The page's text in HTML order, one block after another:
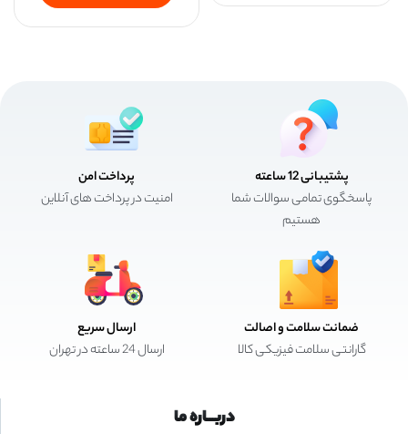
پشتیبانی 12 ساعته
پاسخگوی تمامی سوالات شما
هستیم
پرداخت امن
امنیت در پرداخت های آنلاین
ضمانت سلامت و اصالت
گارانتی سلامت فیزیکی کالا
ارسال سریع
ارسال 24 ساعته در تهران
دربـــاره ما